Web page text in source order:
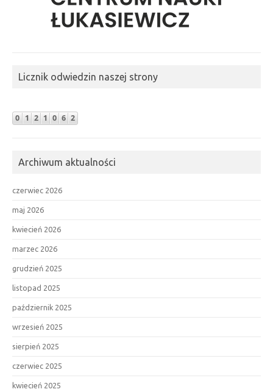
Licznik odwiedzin naszej strony
Archiwum aktualności
czerwiec 2026
maj 2026
kwiecień 2026
marzec 2026
grudzień 2025
listopad 2025
październik 2025
wrzesień 2025
sierpień 2025
czerwiec 2025
kwiecień 2025